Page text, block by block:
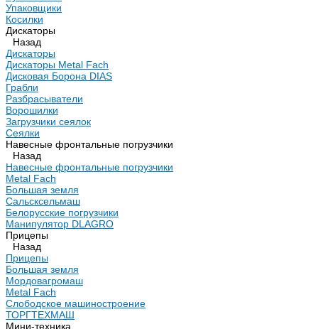
Упаковщики
Косилки
Дискаторы
Назад
Дискаторы
Дискаторы Metal Fach
Дисковая Борона DIAS
Грабли
Разбрасыватели
Ворошилки
Загрузчики сеялок
Сеялки
Навесные фронтальные погрузчики
Назад
Навесные фронтальные погрузчики
Metal Fach
Большая земля
Сальсксельмаш
Белорусские погрузчики
Манипулятор DLAGRO
Прицепы
Назад
Прицепы
Большая земля
Мордовагромаш
Metal Fach
Слободское машиностроение
ТОРГТЕХМАШ
Мини-техника